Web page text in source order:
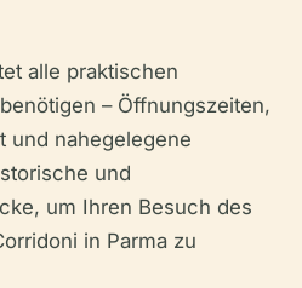
alle praktischen
– Öffnungszeiten,
und nahegelegene
und
um Ihren Besuch des
in Parma zu